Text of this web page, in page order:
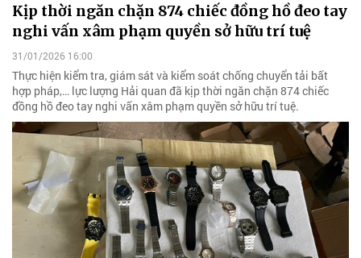
Kịp thời ngăn chặn 874 chiếc đồng hồ đeo tay
nghi vấn xâm phạm quyền sở hữu trí tuệ
31/01/2026 16:00
Thực hiện kiểm tra, giám sát và kiểm soát chống chuyển tải bất
hợp pháp,… lực lượng Hải quan đã kịp thời ngăn chặn 874 chiếc
đồng hồ đeo tay nghi vấn xâm phạm quyền sở hữu trí tuệ.